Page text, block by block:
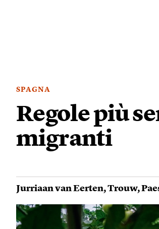
SPAGNA
Regole più
migranti
Jurriaan van Eerten,Trouw,